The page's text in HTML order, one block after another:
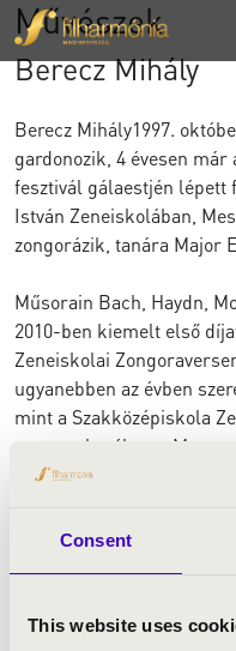
Consent
This website uses
Művészek
Berecz Mihály
Berecz Mihály1997.
gardonozik, 4 évesen
fesztivál gálaestjén lépett
István Zeneiskolában,
zongorázik, tanára Major
Műsorain Bach, Haydn,
2010-ben kiemelt első
Zeneiskolai
ugyanebben az évben
mint a Szakközépiskola
szeptemberében a
Fesztiválon már önálló
10 évesen kezdett el
2007-ben mutatták be.